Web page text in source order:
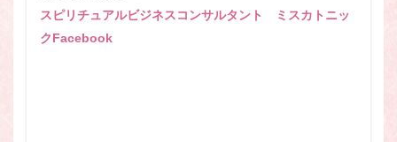
スピリチュアルビジネスコンサルタント ミスカトニッ
クFacebook